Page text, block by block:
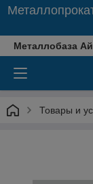
Металлобаза
Товары и